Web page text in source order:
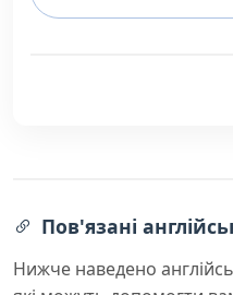
Пов'язані
Нижче наведено